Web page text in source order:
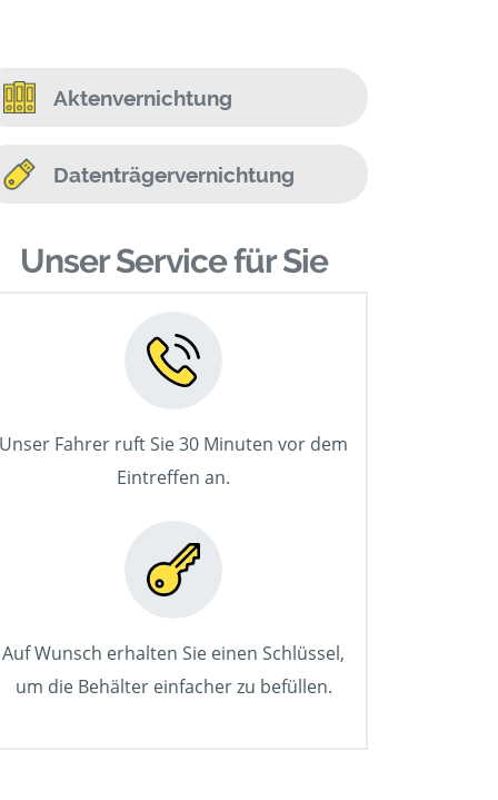
Aktenvernichtung
Datenträgervernichtung
Unser Service für Sie
Unser Fahrer ruft Sie 30 Minuten vor dem
Eintreffen an.
Auf Wunsch erhalten Sie einen Schlüssel,
um die Behälter einfacher zu befüllen.